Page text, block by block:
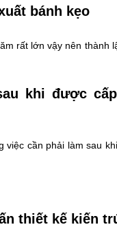
bánh kẹo
rất lớn vậy nên thành
khi được
việc cần phải làm sau
thiết kế kiến